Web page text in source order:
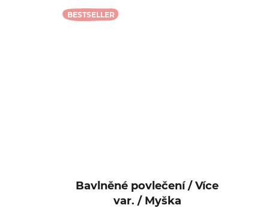
BESTSELLER
Bavlněné povlečení / Více
var. / Myška